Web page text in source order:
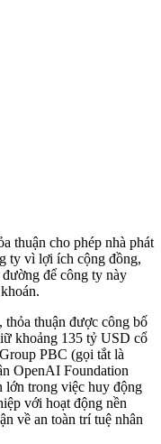
thuận cho phép nhà phát
ty vì lợi ích cộng đồng,
để công ty này
thuận được công bố
khoảng 135 tỷ USD cổ
PBC (gọi tắt là
OpenAI Foundation
lớn trong việc huy động
với hoạt động nền
về an toàn trí tuệ nhân